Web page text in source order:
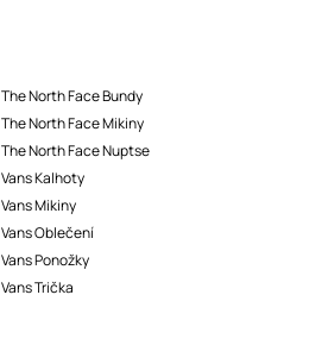
The North Face Bundy
The North Face Mikiny
The North Face Nuptse
Vans Kalhoty
Vans Mikiny
Vans Oblečení
Vans Ponožky
Vans Trička